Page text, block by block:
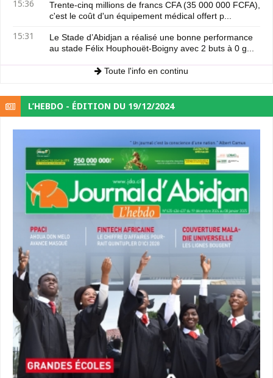
15:36
Trente-cinq millions de francs CFA (35 000 000 FCFA),
c'est le coût d'un équipement médical offert p...
15:31
Le Stade d’Abidjan a réalisé une bonne performance
au stade Félix Houphouët-Boigny avec 2 buts à 0 g...
Toute l'info en continu
L’HEBDO - ÉDITION DU 19/12/2024